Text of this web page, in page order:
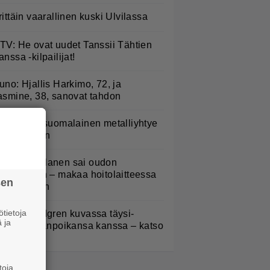
vaarallinen kuski Ulvilassa
He ovat uudet Tanssii Tähtien
-kilpailijat!
Hjallis Harkimo, 72, ja
38, sanovat tahdon
suomalainen metalliyhtye
paluun
Kaulanen sai oudon
– makaa hoitolaitteessa
Lindgren kuvassa täysi-
pojanpoikansa kanssa – katso
ja